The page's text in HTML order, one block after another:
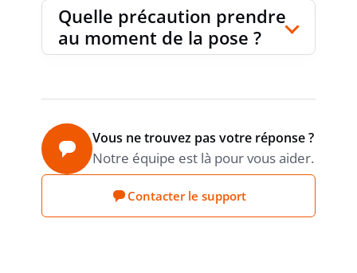
Quelle précaution prendre
au moment de la pose ?
Vous ne trouvez pas votre réponse ?
Notre équipe est là pour vous aider.
Contacter le support